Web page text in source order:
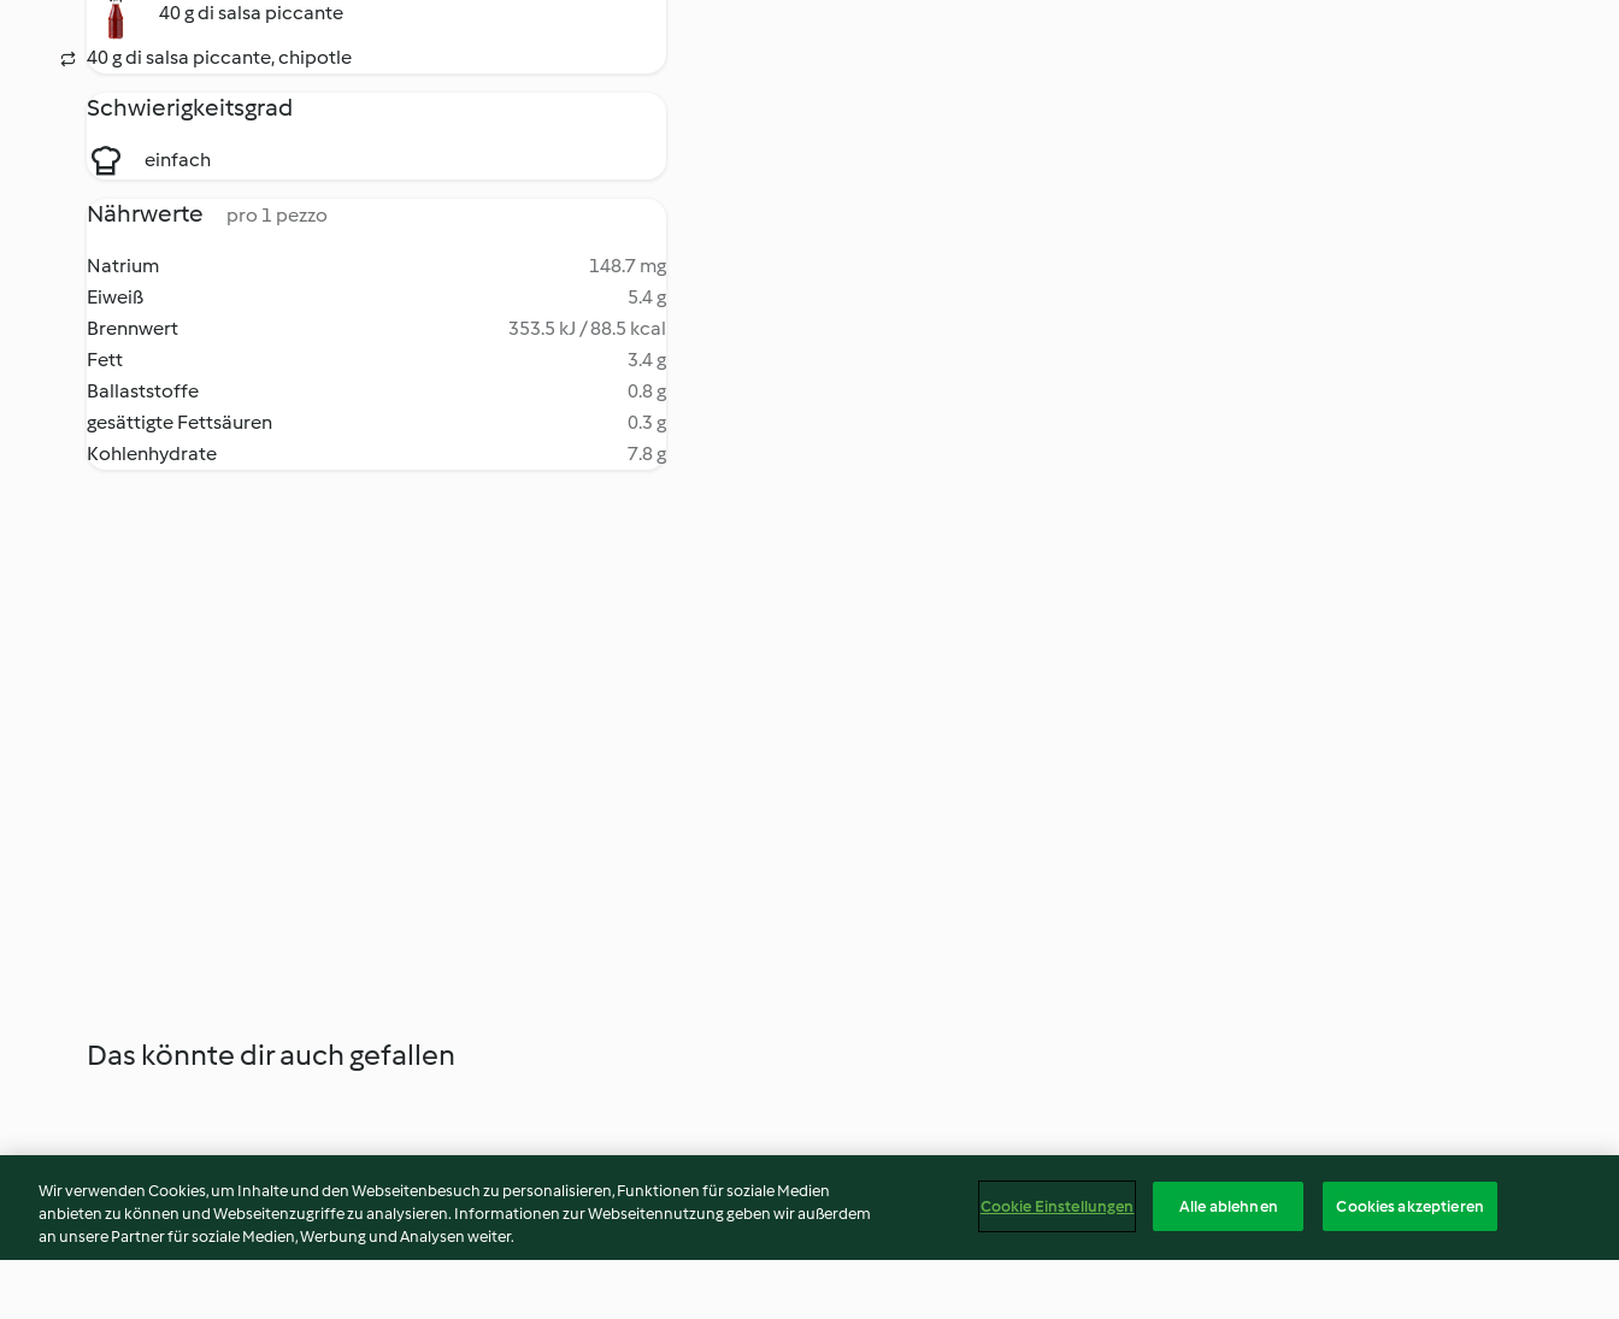
40 g di salsa piccante
40 g di salsa piccante, chipotle
Schwierigkeitsgrad
einfach
Nährwerte pro 1 pezzo
Natrium
148.7 mg
Eiweiß
5.4 g
Brennwert
353.5 kJ / 88.5 kcal
Fett
3.4 g
Ballaststoffe
0.8 g
gesättigte Fettsäuren
0.3 g
Kohlenhydrate
7.8 g
Das könnte dir auch gefallen
Wir verwenden Cookies, um Inhalte und den Webseitenbesuch zu personalisieren, Funktionen für soziale Medien
anbieten zu können und Webseitenzugriffe zu analysieren. Informationen zur Webseitennutzung geben wir außerdem
an unsere Partner für soziale Medien, Werbung und Analysen weiter.
Cookie Einstellungen Alle ablehnen Cookies akzeptieren